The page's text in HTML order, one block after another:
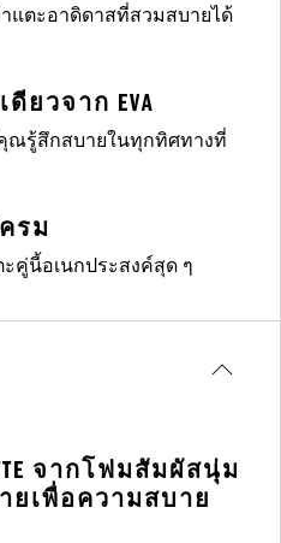
แตะอาดิดาสที่สวมสบายได้
ยวจาก EVA
ณรู้สึกสบายในทุกทิศทางที่
รม
คู่นี้อเนกประสงค์สุด ๆ
จากโฟมสัมผัสนุ่ม
ยเพื่อความสบาย